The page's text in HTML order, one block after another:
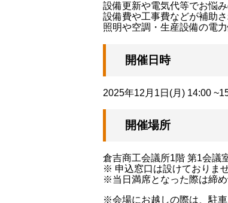
設備更新や電気代等でお悩
設備費や工事費などが補助
照明や空調・生産設備の電
開催日時
2025年12月1日(月) 14:00
開催場所
倉吉商工会議所1階 第1会
※ 申込窓口は設けておりま
※当日満席となった際は締め
※会場にお越しの際は、駐